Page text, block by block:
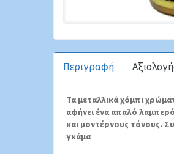
Περιγραφή
Τα μεταλλικά χόμπι
αφήνει ένα απαλό
και μοντέρνους τόνους.
γκάμα